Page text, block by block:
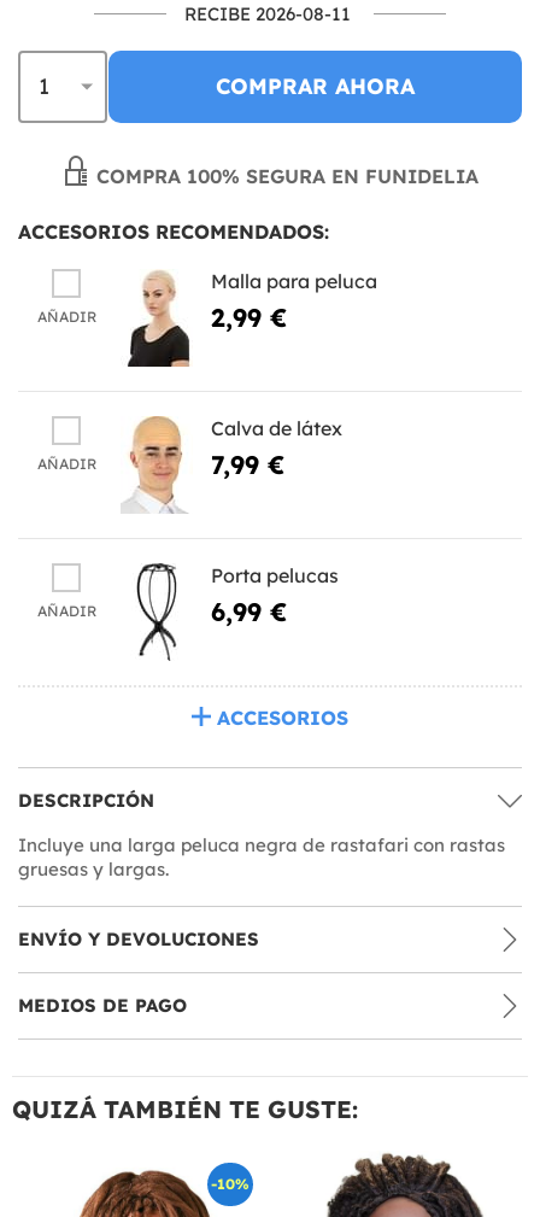
RECIBE 2026-08-11
COMPRAR AHORA
COMPRA 100% SEGURA EN FUNIDELIA
ACCESORIOS RECOMENDADOS:
AÑADIR
Malla para peluca
2,99 €
AÑADIR
Calva de látex
7,99 €
AÑADIR
Porta pelucas
6,99 €
ACCESORIOS
DESCRIPCIÓN
Incluye una larga peluca negra de rastafari con rastas
gruesas y largas.
ENVÍO Y DEVOLUCIONES
MEDIOS DE PAGO
QUIZÁ TAMBIÉN TE GUSTE:
-10%